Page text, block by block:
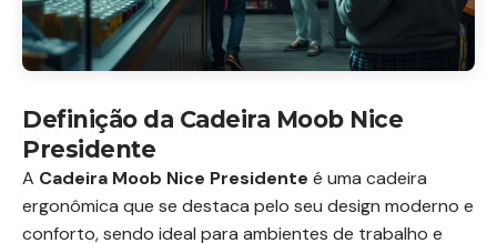
Definição da Cadeira Moob Nice
Presidente
A Cadeira Moob Nice Presidente é uma cadeira
ergonômica que se destaca pelo seu design moderno e
conforto, sendo ideal para ambientes de trabalho e